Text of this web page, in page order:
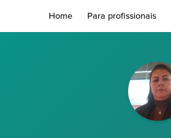
Home Para profissionais